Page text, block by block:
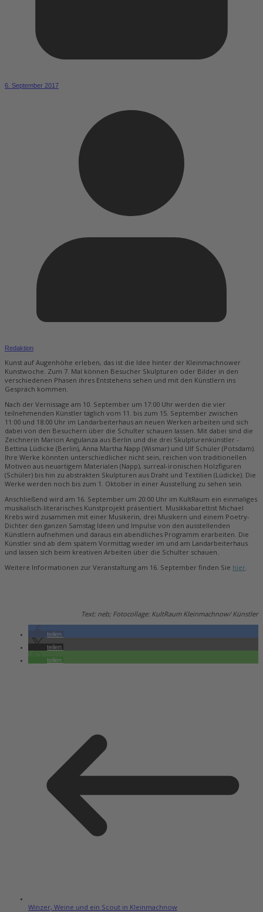
6. September 2017
Redaktion
Kunst auf Augenhöhe erleben, das ist die Idee hinter der Kleinmachnower
Kunstwoche. Zum 7. Mal können Besucher Skulpturen oder Bilder in den
verschiedenen Phasen ihres Entstehens sehen und mit den Künstlern ins
Gespräch kommen.
Nach der Vernissage am 10. September um 17:00 Uhr werden die vier
teilnehmenden Künstler täglich vom 11. bis zum 15. September zwischen
11:00 und 18:00 Uhr im Landarbeiterhaus an neuen Werken arbeiten und sich
dabei von den Besuchern über die Schulter schauen lassen. Mit dabei sind die
Zeichnerin Marion ­Angulanza aus Berlin und die drei Skulpturenkünstler ­
Bettina Lüdicke (Berlin), Anna Martha Napp ­(Wismar) und Ulf Schüler (Potsdam).
Ihre Werke könnten unterschiedlicher nicht sein, reichen von traditionellen
Motiven aus neuartigem Materialen (Napp), surreal-ironischen Holzfiguren
(Schüler) bis hin zu abstrakten Skulpturen aus Draht und Textilien (Lüdicke). Die
Werke werden noch bis zum 1. Oktober in einer Ausstellung zu sehen sein.
Anschließend wird am 16. September um 20:00 Uhr im KultRaum ein einmaliges
musikalisch-literarisches Kunstprojekt präsentiert. Musikkabarettist Michael
Krebs wird zusammen mit einer Musikerin, drei Musikern und einem Poetry-
Dichter den ganzen Samstag Ideen und Impulse von den ausstellenden
Künstlern aufnehmen und daraus ein abendliches Programm erarbeiten. Die
Künstler sind ab dem spätem Vormittag wieder im und am Landarbeiterhaus
und lassen sich beim kreativen Arbeiten über die Schulter schauen.
Weitere Informationen zur Veranstaltung am 16. September finden Sie hier.
Text: neb; Fotocollage: KultRaum Kleinmachnow/ Künstler
teilen
teilen
teilen
Winzer, Weine und ein Scout in Kleinmachnow